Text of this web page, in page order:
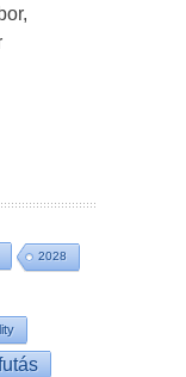
2028